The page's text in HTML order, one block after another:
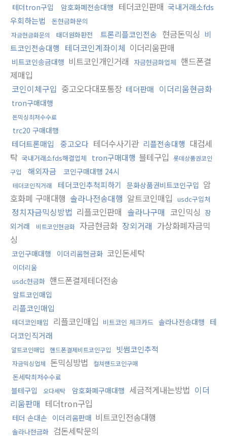
테더tron구입 암호화폐전송대행 테더코인판매 국내거래소fds
우회하는법
돈현금화문의
자금현금화문의 태더원화환전 트론리플코인전송 현금돈믹싱 비
트코인전송대행
테더코인계좌이체 이더리움판매
비트코인송금대행 비트코인개인거래 자금현금화업체 핸드폰결
제매입
코인이체구입 중고오다대포통장 테더판매 이더리움현금화
tron구매대행
돈믹싱최저수수료
trc20 구매대행
테더트론매입 중고오다 테더수사기관 리플전송대행 대검세
탁 국내거래소fds해결업체 tron구매대행 블테구입 롯데상품권코인
구입
해외자금 코인구매대행 24시
테더코인직거래 테더코인추척피하기 문화상품권비트코인구입 암
호화폐 구매대행 솔라나전송대행 알트코인매입 usdc구입처
정치자금믹싱방법 리플코인판매 솔라나구매 코인믹싱 장
외거래
비트코인현금화 자금현금화 장외거래 가상화폐자금믹
싱
코인구매대행 이더리움현금화 코인돈세탁
이더리움
usdc현금화 핸드폰결제테더전송
알트코인매입
리플코인매입
테더코인매입 리플코인매입 비트코인 체크카드 솔라나전송대행 테
더코인직거래
알트코인매입 핸드폰결제비트코인구입 빗썸코인추적
자금믹싱업체 돈믹싱방법 컬쳐랜드코인구매
돈세탁최저수수료
블테구입 오다세탁 암호화폐구매대행 세금적게내는방법 이더
리움판매 테더tron구입
테더 손대손 이더리움판매 비트코인전송대행
솔라나현금화 검돈세탁문의